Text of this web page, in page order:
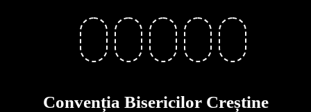
Convenția Bisericilor Creștine